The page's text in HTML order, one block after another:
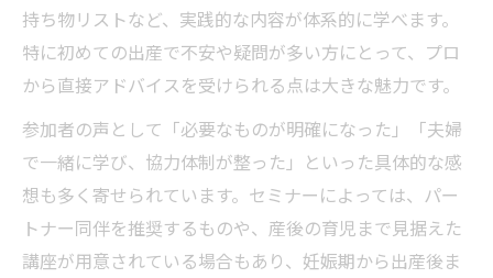
持ち物リストなど、実践的な内容が体系的に学べます。
特に初めての出産で不安や疑問が多い方にとって、プロ
から直接アドバイスを受けられる点は大きな魅力です。
参加者の声として「必要なものが明確になった」「夫婦
で一緒に学び、協力体制が整った」といった具体的な感
想も多く寄せられています。セミナーによっては、パー
トナー同伴を推奨するものや、産後の育児まで見据えた
講座が用意されている場合もあり、妊娠期から出産後ま